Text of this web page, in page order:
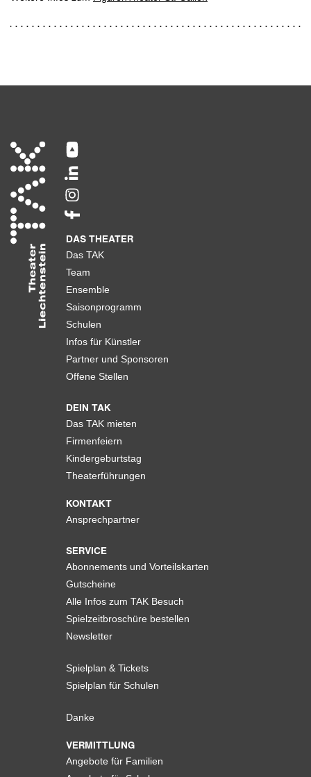
DAS THEATER
Das TAK
Team
Ensemble
Saisonprogramm
Schulen
Infos für Künstler
Partner und Sponsoren
Offene Stellen
DEIN TAK
Das TAK mieten
Firmenfeiern
Kindergeburtstag
Theaterführungen
KONTAKT
Ansprechpartner
SERVICE
Abonnements und Vorteilskarten
Gutscheine
Alle Infos zum TAK Besuch
Spielzeitbroschüre bestellen
Newsletter
Spielplan & Tickets
Spielplan für Schulen
Danke
VERMITTLUNG
Angebote für Familien